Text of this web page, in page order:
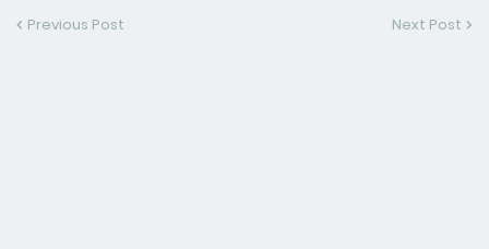
Previous Post Next Post